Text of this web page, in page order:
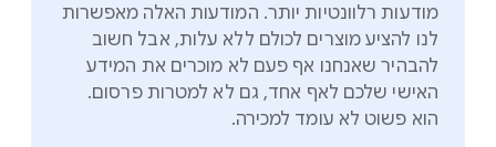
מודעות רלוונטיות יותר. המודעות האלה מאפשרות
לנו להציע מוצרים לכולם ללא עלות, אבל חשוב
להבהיר שאנחנו אף פעם לא מוכרים את המידע
האישי שלכם לאף אחד, גם לא למטרות פרסום.
הוא פשוט לא עומד למכירה.